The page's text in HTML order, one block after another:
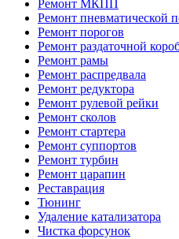
Ремонт МКПП
Ремонт пневматической
Ремонт порогов
Ремонт раздаточной
Ремонт рамы
Ремонт распредвала
Ремонт редуктора
Ремонт рулевой рейки
Ремонт сколов
Ремонт стартера
Ремонт суппортов
Ремонт турбин
Ремонт царапин
Реставрация
Тюнинг
Удаление катализатора
Чистка форсунок